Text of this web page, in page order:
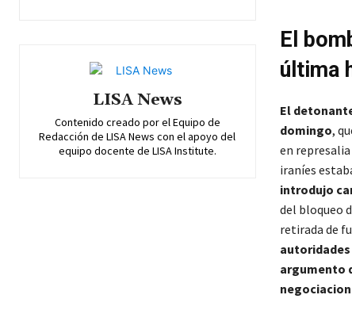
LISA News
Contenido creado por el Equipo de
Redacción de LISA News con el apoyo del
equipo docente de LISA Institute.
El
última
El
domingo,
en
iraníes
introdujo
del bloqueo
retirada de
argumento